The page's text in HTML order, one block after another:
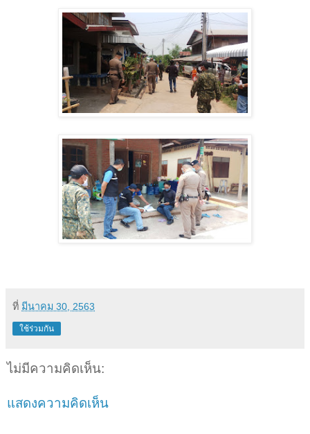
ที่ มีนาคม 30, 2563
ใช้ร่วมกัน
ไม่มีความคิดเห็น:
แสดงความคิดเห็น